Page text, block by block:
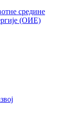
средине
(ОИЕ)